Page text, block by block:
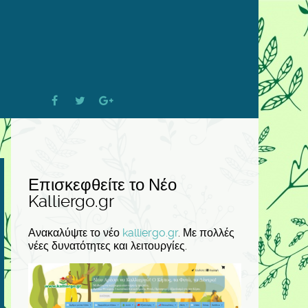
Επισκεφθείτε το Νέο
Kalliergo.gr
Ανακαλύψτε το νέο kalliergo.gr. Με πολλές
νέες δυνατότητες και λειτουργίες.